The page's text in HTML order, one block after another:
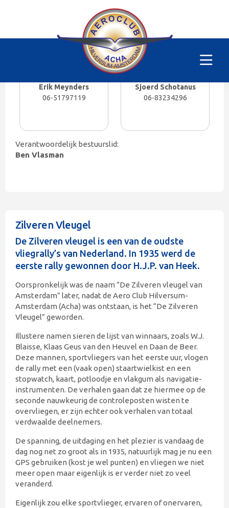
Zilveren Vleugel
zilverenvleugel@vliegclubhilversum.nl
Erik Meynders
06-51797119
Sjoerd Schotanus
06-83234296
Verantwoordelijk bestuurslid:
Ben Vlasman
Zilveren Vleugel
De Zilveren vleugel is een van de oudste
vliegrally’s van Nederland. In 1935 werd de
eerste rally gewonnen door H.J.P. van Heek.
Oorspronkelijk was de naam ”De Zilveren vleugel van
Amsterdam” later, nadat de Aero Club Hilversum-
Amsterdam (Acha) was ontstaan, is het “De Zilveren
Vleugel” geworden.
Illustere namen sieren de lijst van winnaars, zoals W.J.
Blaisse, Klaas Geus van den Heuvel en Daan de Beer.
Deze mannen, sportvliegers van het eerste uur, vlogen
de rally met een (vaak open) staartwielkist en een
stopwatch, kaart, potloodje en vlakgum als navigatie-
instrumenten. De verhalen gaan dat ze hiermee op de
seconde nauwkeurig de controleposten wisten te
overvliegen, er zijn echter ook verhalen van totaal
verdwaalde deelnemers.
De spanning, de uitdaging en het plezier is vandaag de
dag nog net zo groot als in 1935, natuurlijk mag je nu een
GPS gebruiken (kost je wel punten) en vliegen we niet
meer open maar eigenlijk is er verder niet zo veel
veranderd.
Eigenlijk zou elke sportvlieger, ervaren of onervaren,